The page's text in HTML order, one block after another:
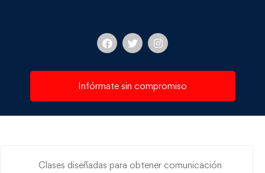
Infórmate sin compromiso
Clases diseñadas para obtener comunicación